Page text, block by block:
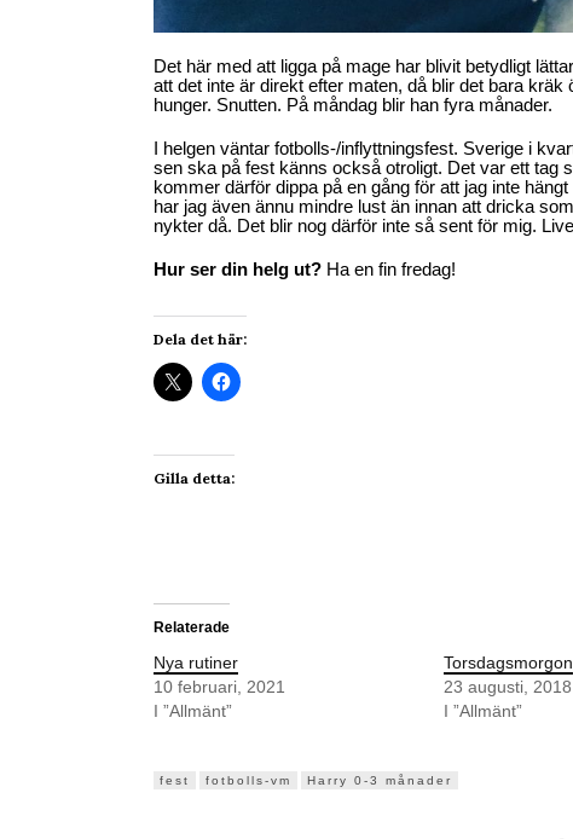
Det här med att ligga på mage har blivit betydligt
att det inte är direkt efter maten, då blir det bara
hunger. Snutten. På måndag blir han fyra månader.
I helgen väntar fotbolls-/inflyttningsfest. Sverige i
sen ska på fest känns också otroligt. Det var ett tag
kommer därför dippa på en gång för att jag inte
har jag även ännu mindre lust än innan att dricka
nykter då. Det blir nog därför inte så sent för mig.
Hur ser din helg ut? Ha en fin fredag!
Dela det här:
Gilla detta:
Relaterade
Nya rutiner
10 februari, 2021
I ”Allmänt”
Torsdagsmorgon
23 augusti, 2018
I ”Allmänt”
fest fotbolls-vm Harry 0-3 månader